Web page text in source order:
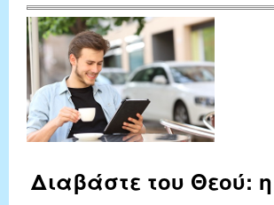
Διαβάστε του Θεού: